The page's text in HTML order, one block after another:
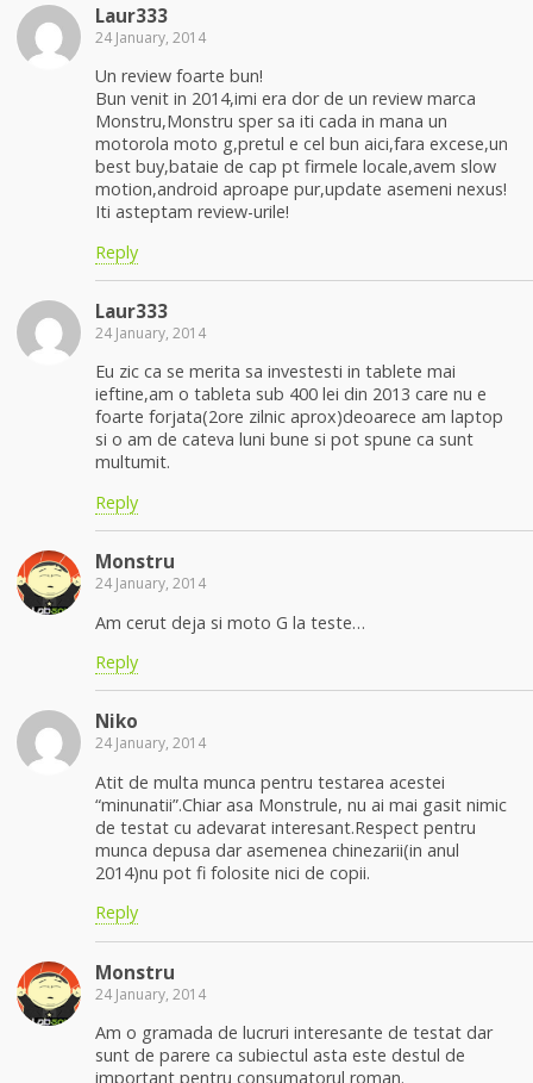
Laur333
24 January, 2014
Un review foarte bun!
Bun venit in 2014,imi era dor de un review marca
Monstru,Monstru sper sa iti cada in mana un
motorola moto g,pretul e cel bun aici,fara excese,un
best buy,bataie de cap pt firmele locale,avem slow
motion,android aproape pur,update asemeni nexus!
Iti asteptam review-urile!
Reply
Laur333
24 January, 2014
Eu zic ca se merita sa investesti in tablete mai
ieftine,am o tableta sub 400 lei din 2013 care nu e
foarte forjata(2ore zilnic aprox)deoarece am laptop
si o am de cateva luni bune si pot spune ca sunt
multumit.
Reply
Monstru
24 January, 2014
Am cerut deja si moto G la teste…
Reply
Niko
24 January, 2014
Atit de multa munca pentru testarea acestei
“minunatii”.Chiar asa Monstrule, nu ai mai gasit nimic
de testat cu adevarat interesant.Respect pentru
munca depusa dar asemenea chinezarii(in anul
2014)nu pot fi folosite nici de copii.
Reply
Monstru
24 January, 2014
Am o gramada de lucruri interesante de testat dar
sunt de parere ca subiectul asta este destul de
important pentru consumatorul roman.